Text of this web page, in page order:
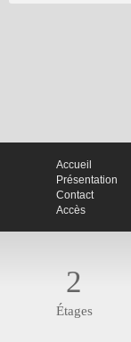
Accueil
Présentation
Contact
Accès
2
Étages